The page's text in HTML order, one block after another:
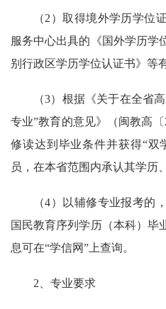
（2）取得境外学历学位
服务中心出具的《国外学历学
别行政区学历学位认证书》等
（3）根据《关于在全省
专业”教育的意见》（闽教高
修读达到毕业条件并获得“双
员，在本省范围内承认其学历
（4）以辅修专业报考的
国民教育序列学历（本科）毕
息可在“学信网”上查询。
2、专业要求